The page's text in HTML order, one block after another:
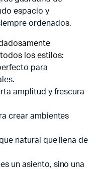
espacio y
ordenados.
los estilos:
para
amplitud y frescura
crear ambientes
natural que llena de
un asiento, sino una